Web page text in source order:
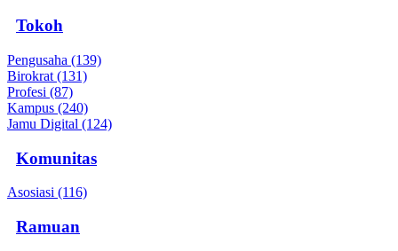
Tokoh
Pengusaha (139)
Birokrat (131)
Profesi (87)
Kampus (240)
Jamu Digital (124)
Komunitas
Asosiasi (116)
Ramuan